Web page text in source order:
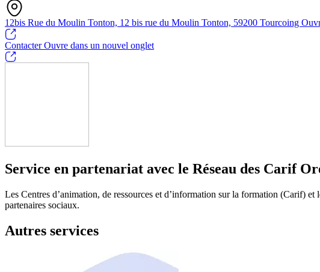
12bis Rue du Moulin Tonton, 12 bis rue du Moulin Tonton, 59200 Tourcoing
ContacterOuvre dans un nouvel onglet
Service en partenariat avec le Réseau des Carif
Les Centres d’animation, de ressources et d’information sur la formation (Carif)
partenaires sociaux.
Autres services